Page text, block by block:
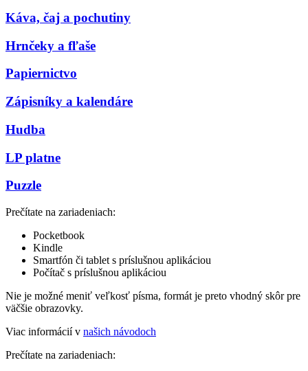
Káva, čaj a pochutiny
Hrnčeky a fľaše
Papiernictvo
Zápisníky a kalendáre
Hudba
LP platne
Puzzle
Prečítate na zariadeniach:
Pocketbook
Kindle
Smartfón či tablet s príslušnou aplikáciou
Počítač s príslušnou aplikáciou
Nie je možné meniť veľkosť písma, formát je preto vhodný skôr pre
väčšie obrazovky.
Viac informácií v našich návodoch
Prečítate na zariadeniach: